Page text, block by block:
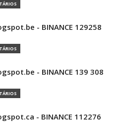
- BINANCE 129258
- BINANCE 139 308
- BINANCE 112276